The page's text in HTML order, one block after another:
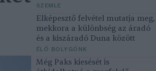
SZEMLE
Elképesztő felvétel mutatja meg,
mekkora a különbség az áradó
és a kiszáradó Duna között
ÉLŐ BOLYGÓNK
Még Paks kiesését is